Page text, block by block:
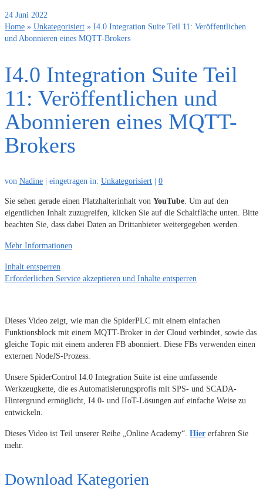
24 Juni 2022
Home » Unkategorisiert » I4.0 Integration Suite Teil 11: Veröffentlichen
und Abonnieren eines MQTT-Brokers
I4.0 Integration Suite Teil
11: Veröffentlichen und
Abonnieren eines MQTT-
Brokers
von Nadine | eingetragen in: Unkategorisiert | 0
Sie sehen gerade einen Platzhalterinhalt von YouTube . Um auf den
eigentlichen Inhalt zuzugreifen, klicken Sie auf die Schaltfläche unten. Bitte
beachten Sie, dass dabei Daten an Drittanbieter weitergegeben werden.
Mehr Informationen
Inhalt entsperren
Erforderlichen Service akzeptieren und Inhalte entsperren
Dieses Video zeigt, wie man die SpiderPLC mit einem einfachen
Funktionsblock mit einem MQTT-Broker in der Cloud verbindet, sowie das
gleiche Topic mit einem anderen FB abonniert. Diese FBs verwenden einen
externen NodeJS-Prozess.
Unsere SpiderControl I4.0 Integration Suite ist eine umfassende
Werkzeugkette, die es Automatisierungsprofis mit SPS- und SCADA-
Hintergrund ermöglicht, I4.0- und IIoT-Lösungen auf einfache Weise zu
entwickeln.
Dieses Video ist Teil unserer Reihe „Online Academy“. Hier erfahren Sie
mehr.
Download Kategorien